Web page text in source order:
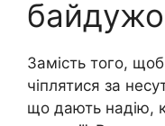
Замість того,
чіплятися за
що дають надію,